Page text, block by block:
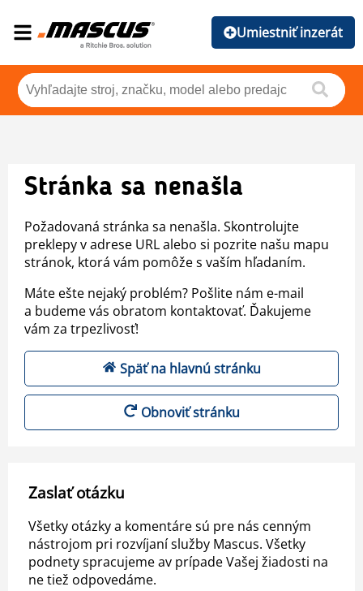
Umiestniť inzerát
Stránka sa nenašla
Požadovaná stránka sa nenašla. Skontrolujte
preklepy v adrese URL alebo si pozrite našu mapu
stránok, ktorá vám pomôže s vaším hľadaním.
Máte ešte nejaký problém? Pošlite nám e-mail
a budeme vás obratom kontaktovať. Ďakujeme
vám za trpezlivosť!
Späť na hlavnú stránku
Obnoviť stránku
Zaslať otázku
Všetky otázky a komentáre sú pre nás cenným
nástrojom pri rozvíjaní služby Mascus. Všetky
podnety spracujeme av prípade Vašej žiadosti na
ne tiež odpovedáme.